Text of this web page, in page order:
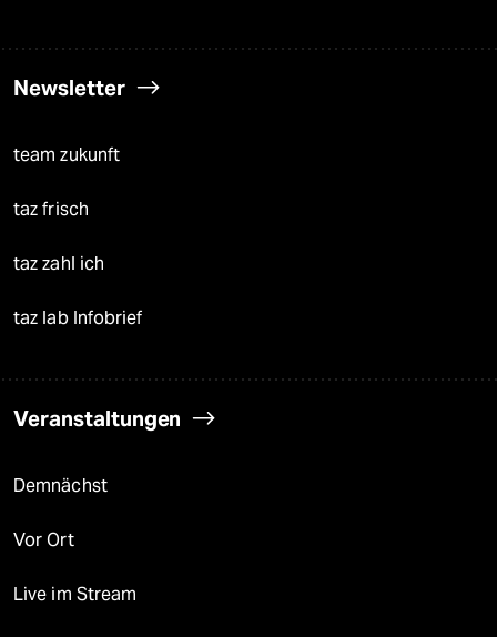
Newsletter
team zukunft
taz frisch
taz zahl ich
taz lab Infobrief
Veranstaltungen
Demnächst
Vor Ort
Live im Stream